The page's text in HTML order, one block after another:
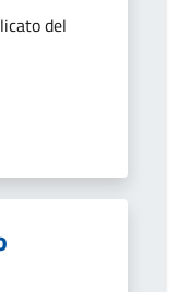
del